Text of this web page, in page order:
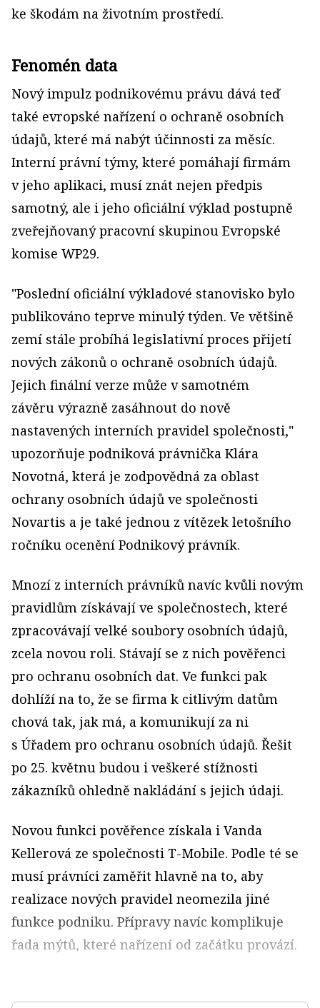
ke škodám na životním prostředí.
Fenomén data
Nový impulz podnikovému právu dává teď
také evropské nařízení o ochraně osobních
údajů, které má nabýt účinnosti za měsíc.
Interní právní týmy, které pomáhají firmám
v jeho aplikaci, musí znát nejen předpis
samotný, ale i jeho oficiální výklad postupně
zveřejňovaný pracovní skupinou Evropské
komise WP29.
"Poslední oficiální výkladové stanovisko bylo
publi­kováno teprve minulý týden. Ve většině
zemí stále probíhá legislativní proces přijetí
nových zákonů o ochraně osobních údajů.
Jejich finální verze může v samotném
závěru výrazně zasáhnout do nově
nastavených interních pravidel společnosti,"
upozorňuje podniková právnička Klára
Novotná, která je zodpovědná za oblast
ochrany osobních údajů ve společnosti
Novartis a je také jednou z vítězek letošního
ročníku ocenění Podnikový právník.
Mnozí z interních právníků navíc kvůli novým
pravidlům získávají ve společnostech, které
zpracovávají velké soubory osobních údajů,
zcela novou roli. Stávají se z nich pověřenci
pro ochranu osobních dat. Ve funkci pak
dohlíží na to, že se firma k citlivým datům
chová tak, jak má, a komunikují za ni
s Úřadem pro ochranu osobních údajů. Řešit
po 25. květnu budou i veškeré stížnosti
zákazníků ohledně nakládání s jejich údaji.
Novou funkci pověřence získala i Vanda
Kellerová ze společnosti T-Mobile. Podle té se
musí právníci zaměřit hlavně na to, aby
realizace nových pravidel neomezila jiné
funkce podniku. Přípravy navíc komplikuje
řada mýtů, které nařízení od začátku provází.